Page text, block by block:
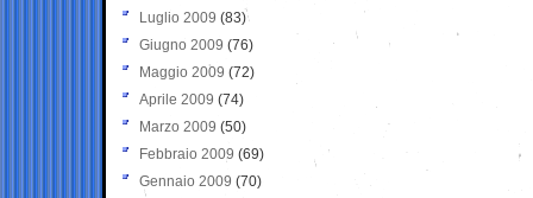
Luglio 2009 (83)
Giugno 2009 (76)
Maggio 2009 (72)
Aprile 2009 (74)
Marzo 2009 (50)
Febbraio 2009 (69)
Gennaio 2009 (70)